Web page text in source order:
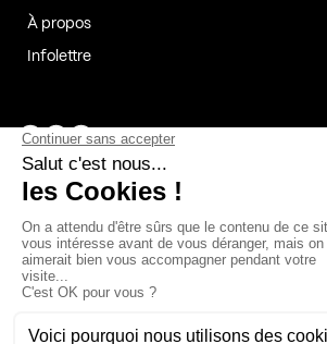
À propos
Infolettre
Page Facebook de Kollectif
Page Instagram de Kollectif
Page Linkedin de Kollectif
Bâtiment-Durable-Québec-1
Esquisses-1IRAC-1